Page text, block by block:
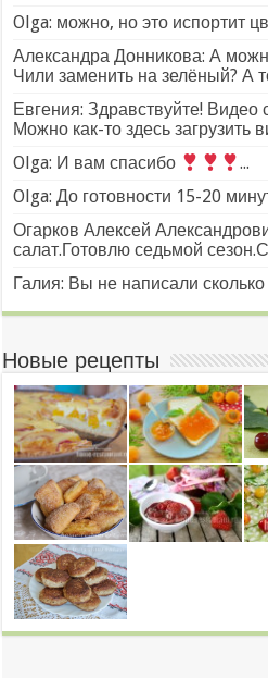
Olga: можно, но это испортит
Александра Донникова: А
Чили заменить на зелёный? А
Евгения: Здравствуйте! Видео
Можно как-то здесь загрузить
Olga: И вам спасибо
...
Olga: До готовности 15-20
Огарков Алексей
салат.Готовлю седьмой
Галия: Вы не написали сколько
Новые рецепты